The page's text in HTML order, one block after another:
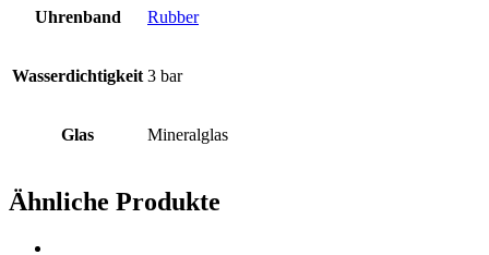
Uhrenband Rubber
Wasserdichtigkeit 3 bar
Glas Mineralglas
Ähnliche Produkte